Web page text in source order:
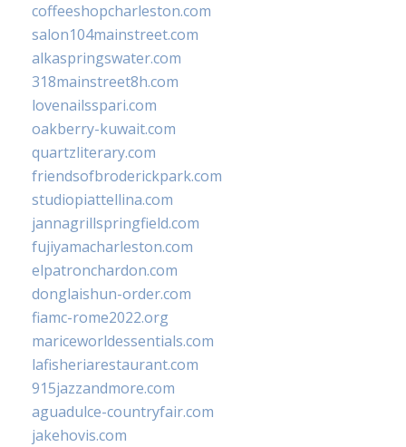
coffeeshopcharleston.com
salon104mainstreet.com
alkaspringswater.com
318mainstreet8h.com
lovenailsspari.com
oakberry-kuwait.com
quartzliterary.com
friendsofbroderickpark.com
studiopiattellina.com
jannagrillspringfield.com
fujiyamacharleston.com
elpatronchardon.com
donglaishun-order.com
fiamc-rome2022.org
mariceworldessentials.com
lafisheriarestaurant.com
915jazzandmore.com
aguadulce-countryfair.com
jakehovis.com